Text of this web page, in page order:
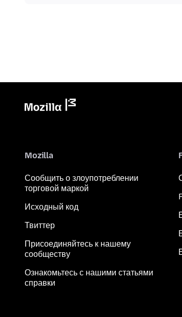
Mozilla
Сообщить о злоупотреблении
торговой маркой
Исходный код
Твиттер
Присоединяйтесь к нашему
сообществу
Ознакомьтесь с нашими статьями
справки